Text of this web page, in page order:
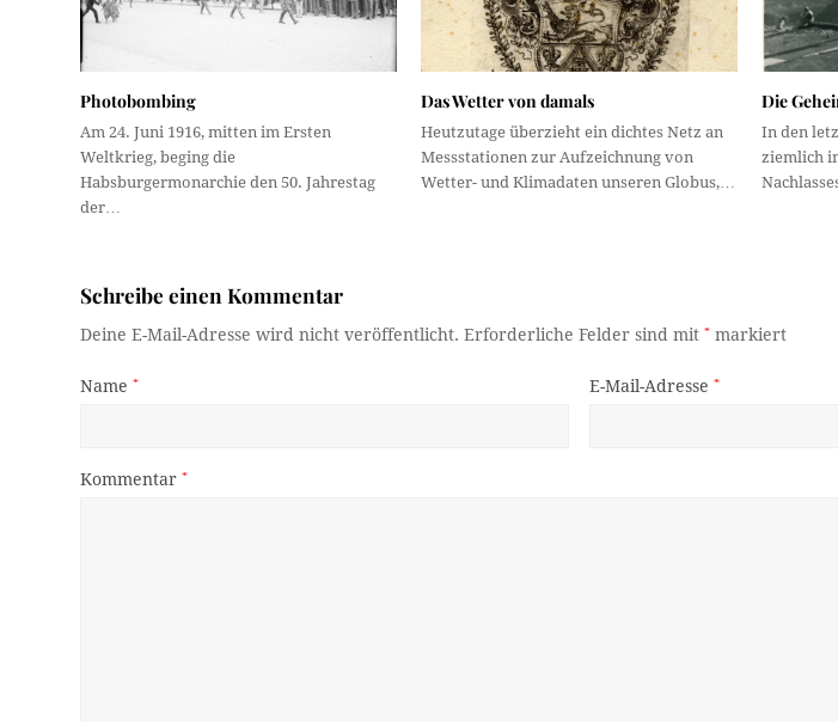
Photobombing
Am 24. Juni 1916, mitten im Ersten
Weltkrieg, beging die
Habsburgermonarchie den 50. Jahrestag
der…
Das Wetter von damals
Heutzutage überzieht ein dichtes Netz an
Messstationen zur Aufzeichnung von
Wetter- und Klimadaten unseren Globus,…
Die
In den
ziemlich
Schreibe einen Kommentar
Deine E-Mail-Adresse wird nicht veröffentlicht. Erforderliche Felder sind mit* markiert
Name* E-Mail-Adresse *
Kommentar*